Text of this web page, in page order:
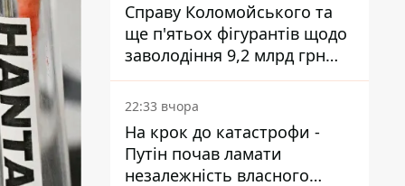
Справу Коломойського та
ще п'ятьох фігурантів щодо
заволодіння 9,2 млрд грн
ПриватБанку скерували до
суду
22:33 вчора
На крок до катастрофи -
Путін почав ламати
незалежність власного